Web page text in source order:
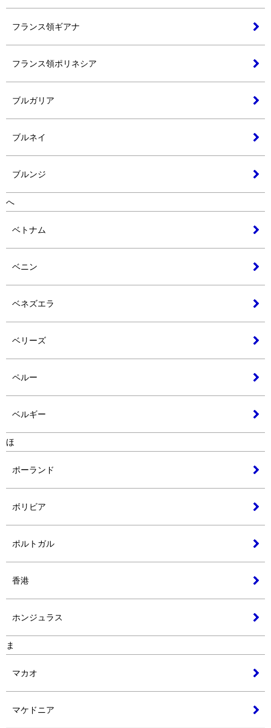
フランス領ギアナ
フランス領ポリネシア
ブルガリア
ブルネイ
ブルンジ
へ
ベトナム
ベニン
ベネズエラ
ベリーズ
ペルー
ベルギー
ほ
ポーランド
ボリビア
ポルトガル
香港
ホンジュラス
ま
マカオ
マケドニア